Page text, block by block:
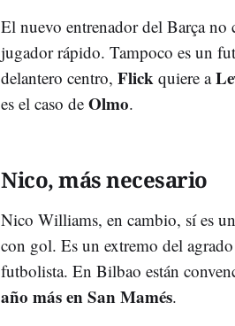
El nuevo entrenador del Barça
jugador rápido. Tampoco es un
delantero centro, Flick quiere a
es el caso de Olmo.
Nico, más necesario
Nico Williams, en cambio, sí es
con gol. Es un extremo del
futbolista. En Bilbao están
año más en San Mamés.